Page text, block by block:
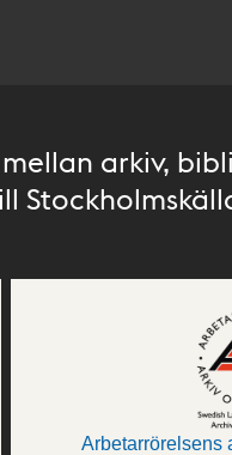
arkiv,
Arbetarrörelsens